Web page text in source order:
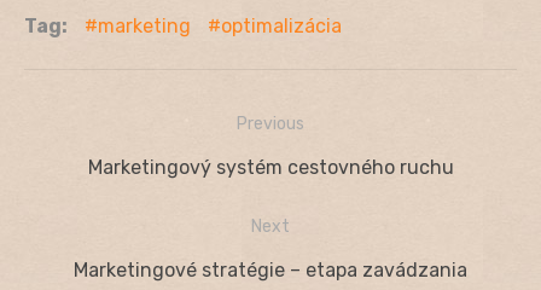
Tag: marketing optimalizácia
Navigácia
Previous
Previous
Marketingový systém cestovného ruchu
Next
NextMarketingové stratégie – etapa zavádzania